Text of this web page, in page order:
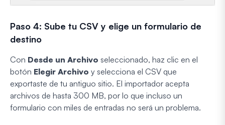
Paso 4: Sube tu CSV y elige un formulario de
destino
Con Desde un Archivo seleccionado, haz clic en el
botón Elegir Archivo y selecciona el CSV que
exportaste de tu antiguo sitio. El importador acepta
archivos de hasta 300 MB, por lo que incluso un
formulario con miles de entradas no será un problema.